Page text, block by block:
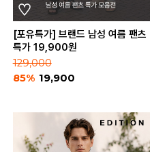
[포유특가] 브랜드 남성 여름 팬츠
특가 19,900원
129,000
85% 19,900